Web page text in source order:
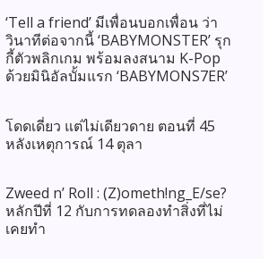
‘Tell a friend’ มีเพื่อนบอกเพื่อน ว่า
วินาทีต่อจากนี้ ‘BABYMONSTER’ รุก
กี้ตัวพลิกเกม พร้อมลงสนาม K-Pop
ด้วยมินิอัลบั้มแรก ‘BABYMONS7ER’
โดดเดี่ยว แต่ไม่เดียวดาย ตอนที่ 45
หลังเหตุการณ์ 14 ตุลา
Zweed n’ Roll : (Z)ometh!ng_E/se?
หลักปีที่ 12 กับการทดลองทำสิ่งที่ไม่
เคยทำ